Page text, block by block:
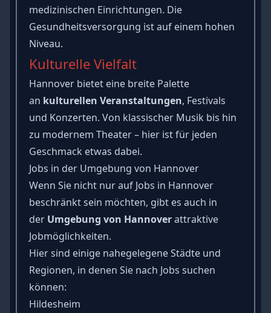
medizinischen Einrichtungen. Die
Gesundheitsversorgung ist auf einem hohen
Niveau.
Kulturelle Vielfalt
Hannover bietet eine breite Palette
an kulturellen Veranstaltungen, Festivals
und Konzerten. Von klassischer Musik bis hin
zu modernem Theater – hier ist für jeden
Geschmack etwas dabei.
Jobs in der Umgebung von Hannover
Wenn Sie nicht nur auf Jobs in Hannover
beschränkt sein möchten, gibt es auch in
der Umgebung von Hannoverattraktive
Jobmöglichkeiten.
Hier sind einige nahegelegene Städte und
Regionen, in denen Sie nach Jobs suchen
können:
Hildesheim